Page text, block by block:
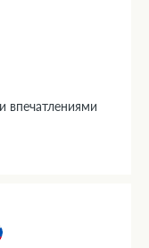
впечатлениями